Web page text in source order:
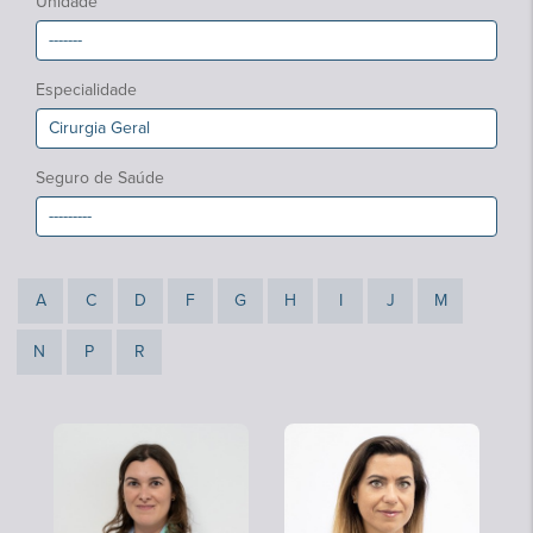
Especialidade
Seguro de Saúde
A C D F G H I J M
N P R